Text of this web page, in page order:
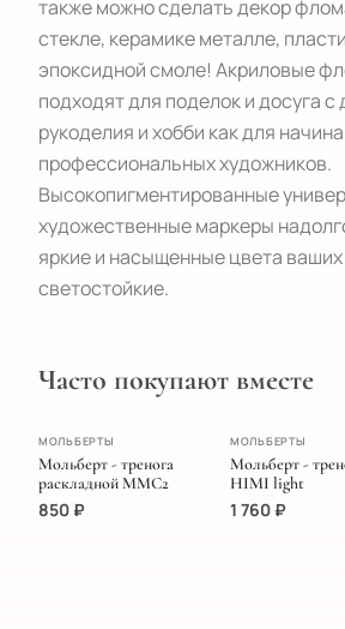
также можно сделать декор
стекле, керамике металле,
эпоксидной смоле! Акриловые
подходят для поделок и досуга с
рукоделия и хобби как для
профессиональных художников.
Высокопигментированные
художественные маркеры
яркие и насыщенные цвета ваших
светостойкие.
Часто покупают вместе
ПОПУЛЯРНОЕ
МОЛЬБЕРТЫ
Мольберт - тренога
раскладной MMC2
850 ₽
МОЛЬБЕРТЫ
Мольберт -
HIMI light
1 760 ₽